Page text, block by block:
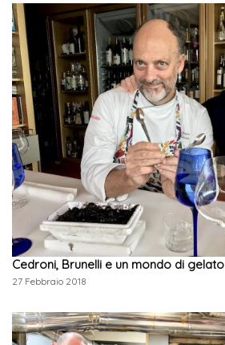
Cedroni, Brunelli e un mondo di gelato
27 Febbraio 2018